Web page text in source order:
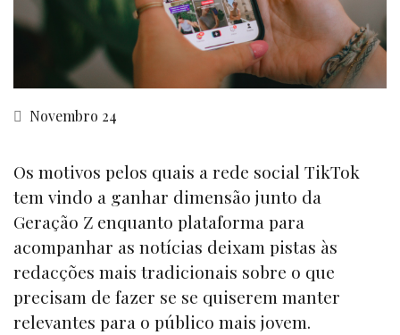
Novembro 24
Os motivos pelos quais a rede social TikTok
tem vindo a ganhar dimensão junto da
Geração Z enquanto plataforma para
acompanhar as notícias deixam pistas às
redacções mais tradicionais sobre o que
precisam de fazer se se quiserem manter
relevantes para o público mais jovem.